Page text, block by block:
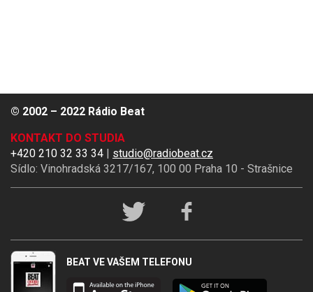
sítích
BEAT VE VAŠEM TELEFONU
© 2002 – 2022 Rádio Beat
KONTAKT DO STUDIA
+420 210 32 33 34 | studio@radiobeat.cz
Sídlo: Vinohradská 3217/167, 100 00 Praha 10 - Strašnice